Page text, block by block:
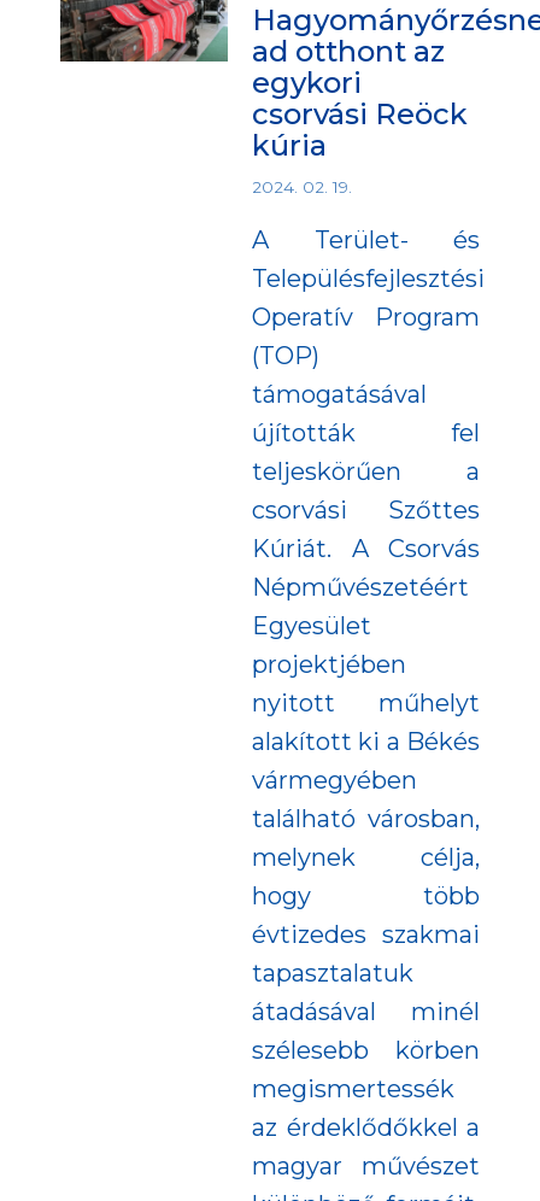
ad otthont az
egykori
csorvási Reöck
kúria
2024. 02. 19.
A Terület- és
Településfejlesztési
Operatív Program
(TOP)
támogatásával
újították fel
teljeskörűen a
csorvási Szőttes
Kúriát. A Csorvás
Népművészetéért
Egyesület
projektjében
nyitott műhelyt
alakított ki a Békés
vármegyében
található városban,
melynek célja,
hogy több
évtizedes szakmai
tapasztalatuk
átadásával minél
szélesebb körben
megismertessék
az érdeklődőkkel a
magyar művészet